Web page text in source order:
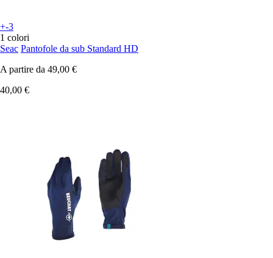
+-3
1 colori
Seac Pantofole da sub Standard HD
A partire da 49,00 €
40,00 €